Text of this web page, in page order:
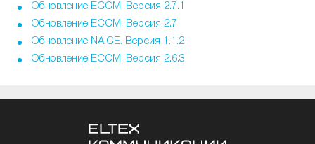
Обновление ECCM. Версия 2.7.1
Обновление ECCM. Версия 2.7
Обновление NAICE. Версия 1.1.2
Обновление ECCM. Версия 2.6.3